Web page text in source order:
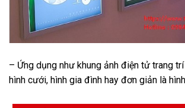
– Ứng dụng như khung ảnh điện tử trang
hình cưới, hình gia đình hay đơn giản là